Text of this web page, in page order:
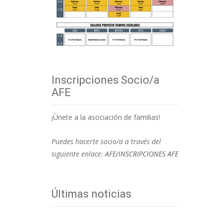
Inscripciones Socio/a
AFE
¡Únete a la asociación de familias!
Puedes hacerte socio/a a través del
siguiente enlace:AFE/INSCRIPCIONES AFE
Últimas noticias